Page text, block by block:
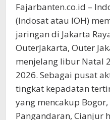
Fajarbanten.co.id –
(Indosat atau IOH)
jaringan di Jakarta
OuterJakarta, Outer
menjelang libur Natal
2026. Sebagai pusat
tingkat kepadatan
yang mencakup
Pangandaran, Cianjur